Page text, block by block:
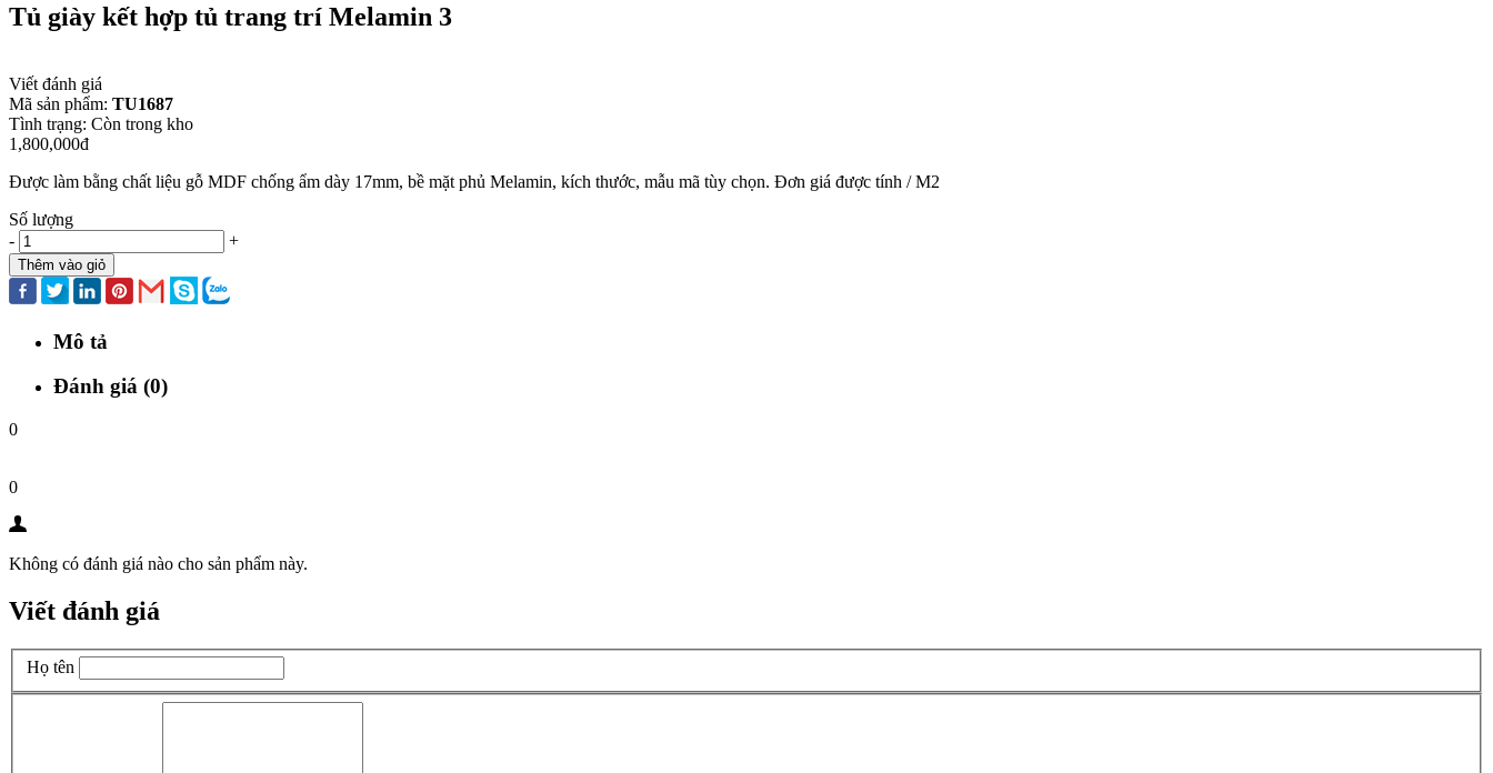
Tủ giày kết hợp tủ trang trí Melamin 3
Viết đánh giá
Mã sản phẩm: TU1687
Tình trạng: Còn trong kho
1,800,000đ
Được làm bằng chất liệu gỗ MDF chống ẩm dày 17mm, bề mặt phủ Melamin, kích thước, mẫu mã tùy chọn. Đơn giá được tính / M2
Số lượng
-
+
Thêm vào giỏ
Mô tả
Đánh giá (0)
0
0
Không có đánh giá nào cho sản phẩm này.
Viết đánh giá
Họ tên